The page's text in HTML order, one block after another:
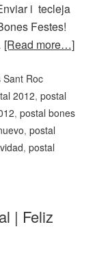
i tecleja
Festes!
[Read more…]
Sant Roc
2012,postal
,postal bones
,postal
,postal
| Feliz